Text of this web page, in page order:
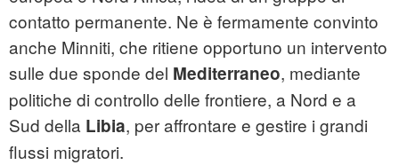
contatto permanente. Ne è fermamente convinto
anche Minniti, che ritiene opportuno un intervento
sulle due sponde del Mediterraneo, mediante
politiche di controllo delle frontiere, a Nord e a
Sud della Libia, per affrontare e gestire i grandi
flussi migratori.